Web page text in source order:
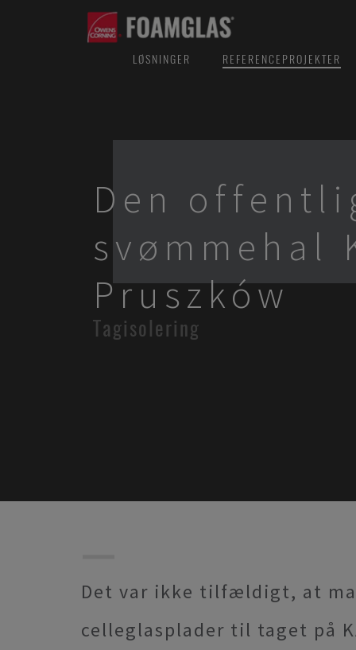
LØSNINGER REFERENCEPROJEKTER
Den
svømmehal
Pruszków
Tagisolering
Det var ikke tilfældigt, at
celleglasplader til taget på